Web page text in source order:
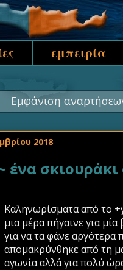
εμπειρία
Εμφάνιση
2018
ένα
Καληνωρίσματα από το
μια μέρα πήγαινε για
για να τα φάνε
απομακρύνθηκε από τη
αγωνία αλλά για πολύ